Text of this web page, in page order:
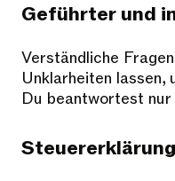
Geführter und
Verständliche
Unklarheiten lassen,
Du beantwortest nur